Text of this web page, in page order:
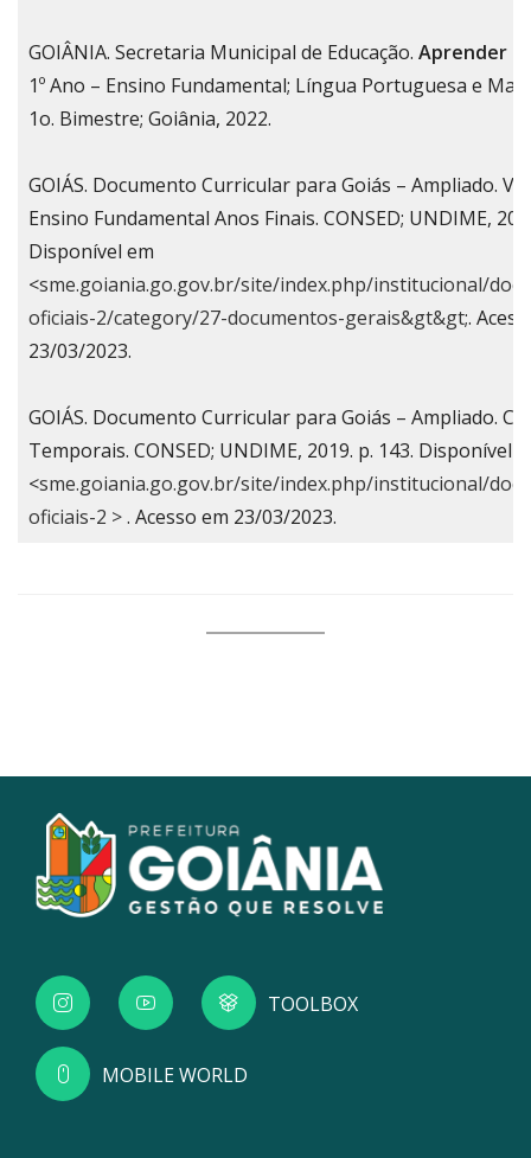
GOIÂNIA. Secretaria Municipal de Educação. Aprender
1º Ano – Ensino Fundamental; Língua Portuguesa e
1o. Bimestre; Goiânia, 2022.
GOIÁS. Documento Curricular para Goiás – Ampliado.
Ensino Fundamental Anos Finais. CONSED; UNDIME,
Disponível em
<sme.goiania.go.gov.br/site/index.php/institucional/
oficiais-2/category/27-documentos-gerais&gt&gt;.
23/03/2023.
GOIÁS. Documento Curricular para Goiás – Ampliado.
Temporais. CONSED; UNDIME, 2019. p. 143. Disponível
<sme.goiania.go.gov.br/site/index.php/institucional/
oficiais-2 >. Acesso em 23/03/2023.
TOOLBOX
MOBILE WORLD